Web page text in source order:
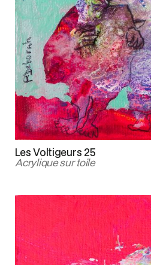
Les Voltigeurs 25
Acrylique sur toile